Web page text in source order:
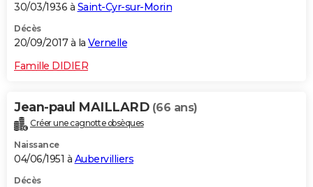
30/03/1936 à Saint-Cyr-sur-Morin
Décès
20/09/2017 à la Vernelle
Famille DIDIER
Jean-paul MAILLARD (66 ans)
Créer une cagnotte obsèques
Naissance
04/06/1951 à Aubervilliers
Décès